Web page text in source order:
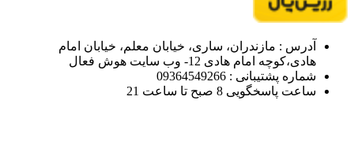
آدرس : مازندران، ساری، خیابان معلم، خیابان امام
هادی،کوچه امام هادی 12- وب سایت هوش فعال
شماره پشتیبانی : 09364549266
ساعت پاسخگویی 8 صبح تا ساعت 21